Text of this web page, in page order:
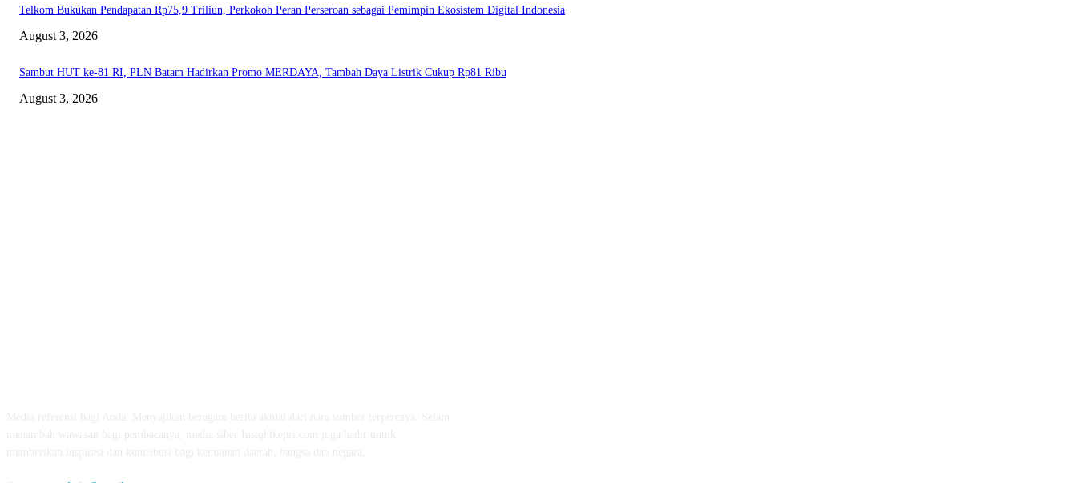
Telkom Bukukan Pendapatan Rp75,9 Triliun, Perkokoh Peran Perseroan sebagai Pemimpin Ekosistem Digital Indonesia
August 3, 2026
Sambut HUT ke-81 RI, PLN Batam Hadirkan Promo MERDAYA, Tambah Daya Listrik Cukup Rp81 Ribu
August 3, 2026